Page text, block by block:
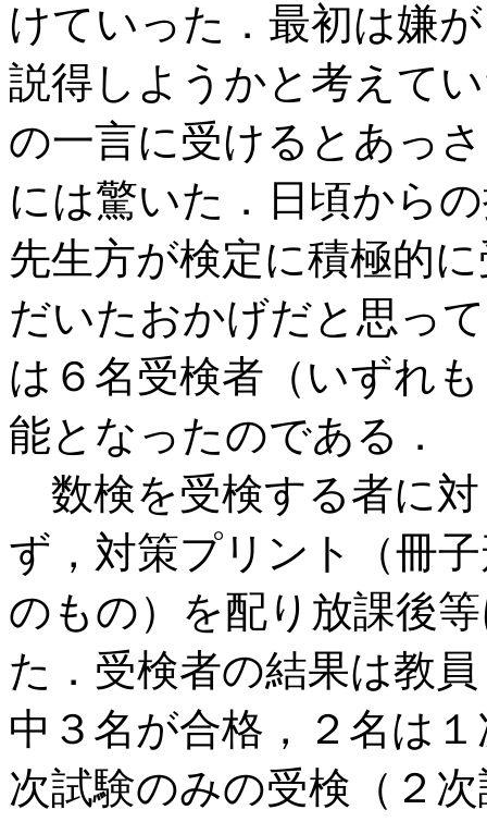
けていった．最初は嫌
説得しようかと考えて
の一言に受けるとあっ
には驚いた．日頃から
先生方が検定に積極的
だいたおかげだと思っ
は６名受検者（いずれ
能となったのである．
数検を受検する者に
ず，対策プリント（冊
のもの）を配り放課後
た．受検者の結果は教
中３名が合格，２名は
次試験のみの受検（２